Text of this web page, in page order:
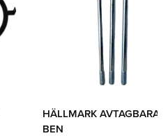
HÄLLMARK AVTAGBARA
BEN